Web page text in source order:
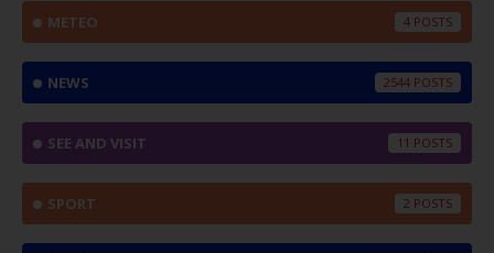
METEO 4
NEWS 2544
SEE AND VISIT 11
SPORT 2